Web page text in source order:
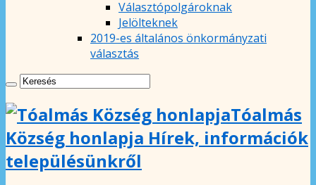
Választópolgároknak
Jelölteknek
2019-es általános önkormányzati
választás
Tóalmás
Község honlapja Hírek, információk
településünkről